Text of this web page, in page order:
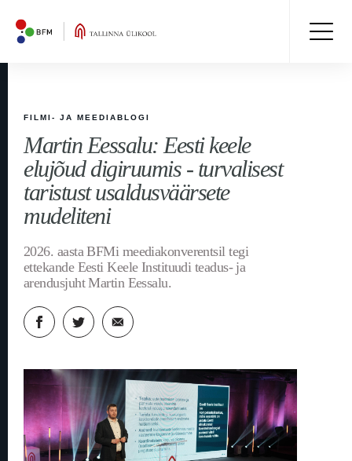
FILMI- JA MEEDIABLOGI
Martin Eessalu: Eesti keele
elujõud digiruumis - turvalisest
taristust usaldusväärsete
mudeliteni
2026. aasta BFMi meediakonverentsil tegi
ettekande Eesti Keele Instituudi teadus- ja
arendusjuht Martin Eessalu.